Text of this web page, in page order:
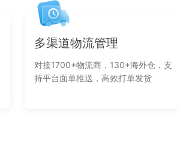
多渠道物流管理
对接1700+物流商，130+海外仓，支
持平台面单推送，高效打单发货